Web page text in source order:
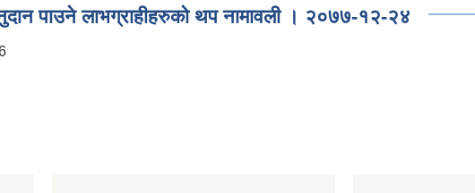
पाउने लाभग्राहीहरुको थप नामावली । २०७७-१२-२४